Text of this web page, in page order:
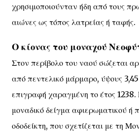
χρησιμοποιούνταν ήδη από τους
αιώνες ως τόπος λατρείας ή ταφής.
Ο κίονας του μοναχού
Στον περίβολο του ναού σώζεται
από πεντελικό μάρμαρο, ύψους
επιγραφή χαραγμένη το έτος 1238.
μοναδικό δείγμα αφιερωματικού ή
οδοδείκτη, που σχετίζεται με τη